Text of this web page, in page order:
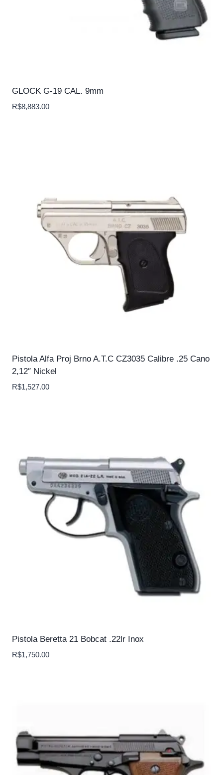
GLOCK G-19 CAL. 9mm
R$8,883.00
Pistola Alfa Proj Brno A.T.C CZ3035 Calibre .25 Cano
2,12″ Nickel
R$1,527.00
Pistola Beretta 21 Bobcat .22lr Inox
R$1,750.00